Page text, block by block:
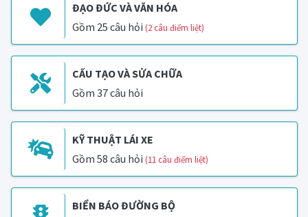
ĐẠO ĐỨC VÀ VĂN HÓA
Gồm 25 câu hỏi (2 câu điểm liệt)
CẤU TẠO VÀ SỬA CHỮA
Gồm 37 câu hỏi
KỸ THUẬT LÁI XE
Gồm 58 câu hỏi (11 câu điểm liệt)
BIỂN BÁO ĐƯỜNG BỘ